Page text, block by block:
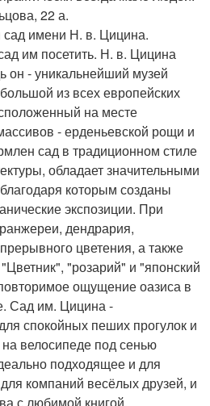
22 а.
сад имени Н. в. Цицина.
им посетить. Н. в. Цицина
он - уникальнейший музей
из всех европейских
на месте
- ерденьевской рощи и
сад в традиционном стиле
обладает значительными
которым созданы
экспозиции. При
дендрария,
цветения, а также
"розарий" и "японский
ощущение оазиса в
Сад им. Цицина -
спокойных пеших прогулок и
велосипеде под сенью
подходящее и для
компаний весёлых друзей, и